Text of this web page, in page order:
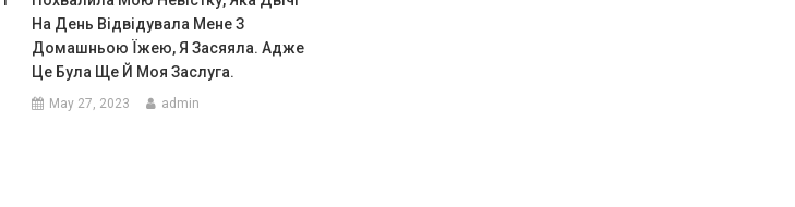
На День Відвідувала Мене З
Домашньою Їжею, Я Засяяла. Адже
Це Була Ще Й Моя Заслуга.
May 27, 2023 admin